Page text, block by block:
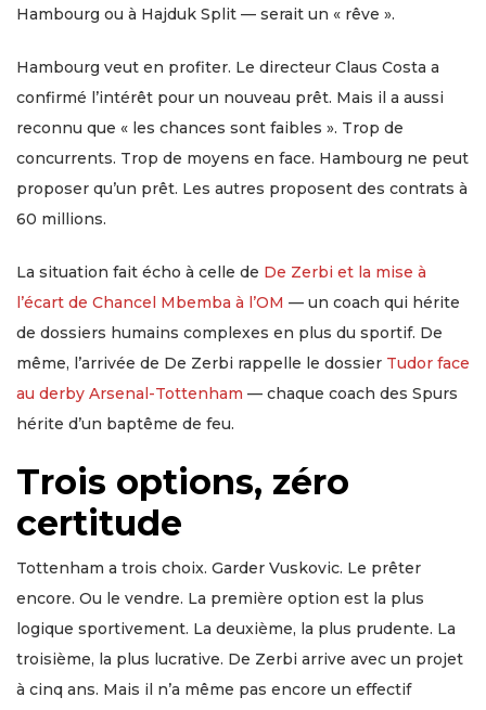
Hambourg ou à Hajduk Split — serait un « rêve ».
Hambourg veut en profiter. Le directeur Claus Costa a
confirmé l’intérêt pour un nouveau prêt. Mais il a aussi
reconnu que « les chances sont faibles ». Trop de
concurrents. Trop de moyens en face. Hambourg ne peut
proposer qu’un prêt. Les autres proposent des contrats à
60 millions.
La situation fait écho à celle de De Zerbi et la mise à
l’écart de Chancel Mbemba à l’OM — un coach qui hérite
de dossiers humains complexes en plus du sportif. De
même, l’arrivée de De Zerbi rappelle le dossier Tudor face
au derby Arsenal-Tottenham — chaque coach des Spurs
hérite d’un baptême de feu.
Trois options, zéro
certitude
Tottenham a trois choix. Garder Vuskovic. Le prêter
encore. Ou le vendre. La première option est la plus
logique sportivement. La deuxième, la plus prudente. La
troisième, la plus lucrative. De Zerbi arrive avec un projet
à cinq ans. Mais il n’a même pas encore un effectif